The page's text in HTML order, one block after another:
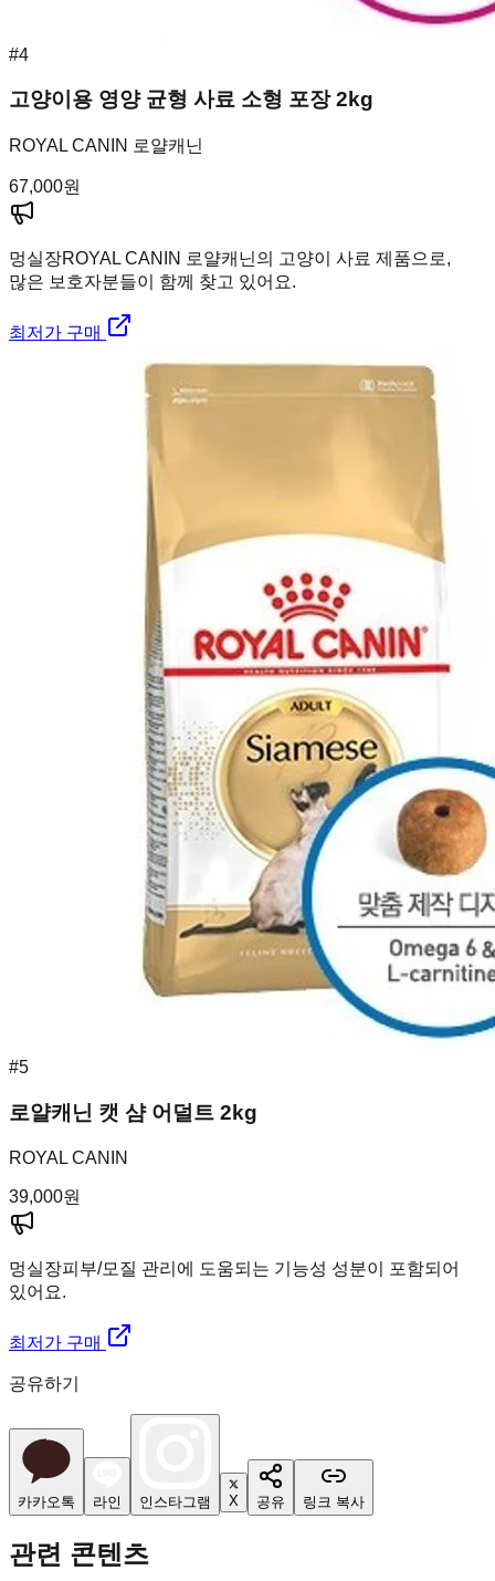
#4
고양이용 영양 균형 사료 소형 포장 2kg
ROYAL CANIN 로얄캐닌
67,000원
멍실장ROYAL CANIN 로얄캐닌의 고양이 사료 제품으로,
많은 보호자분들이 함께 찾고 있어요.
최저가 구매
#5
로얄캐닌 캣 샴 어덜트 2kg
ROYAL CANIN
39,000원
멍실장피부/모질 관리에 도움되는 기능성 성분이 포함되어
있어요.
최저가 구매
공유하기
카카오톡 라인 인스타그램 X 공유 링크 복사
관련 콘텐츠